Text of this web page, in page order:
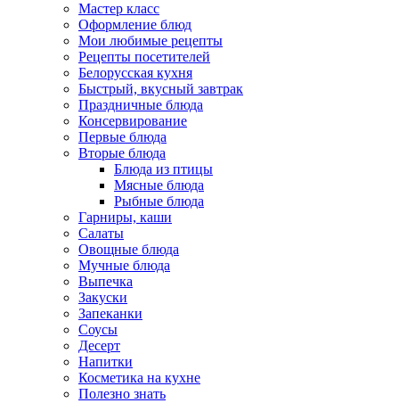
Мастер класс
Оформление блюд
Мои любимые рецепты
Рецепты посетителей
Белорусская кухня
Быстрый, вкусный завтрак
Праздничные блюда
Консервирование
Первые блюда
Вторые блюда
Блюда из птицы
Мясные блюда
Рыбные блюда
Гарниры, каши
Салаты
Овощные блюда
Мучные блюда
Выпечка
Закуски
Запеканки
Соусы
Десерт
Напитки
Косметика на кухне
Полезно знать